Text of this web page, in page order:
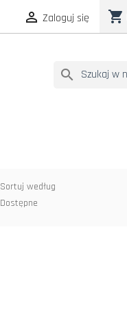
 Zaloguj się shopping_cart
search
Sortuj według
Dostępne